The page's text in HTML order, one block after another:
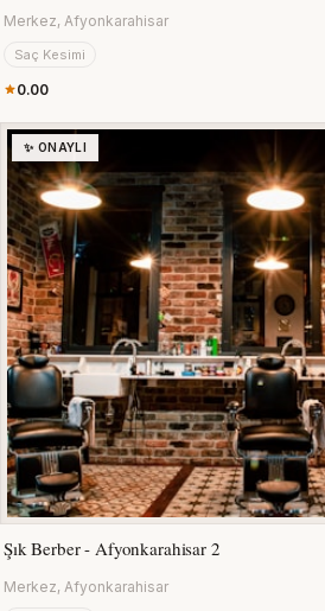
Merkez, Afyonkarahisar
Saç Kesimi
0.00
✨ ONAYLI
Şık Berber - Afyonkarahisar 2
Merkez, Afyonkarahisar